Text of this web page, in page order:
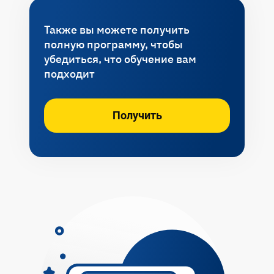
Тема 4: MLSecOps и безопасный
жизненный цикл ИИ-системы:
контроль изменений, проверки перед
выпуском, управление рисками // ДЗ
Тема 3: Защита проектных работ
Тема 4: Подведение итогов курса
Также вы можете получить
полную программу, чтобы
убедиться, что обучение вам
подходит
Получить